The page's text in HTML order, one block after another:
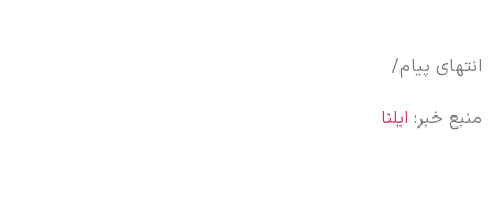
انتهای پیام/
منبع خبر: ایلنا